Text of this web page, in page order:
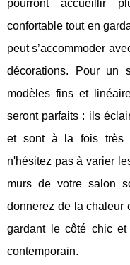
pourront accueillir
confortable tout en
peut s’accommoder
décorations. Pour un
modèles fins et
seront parfaits : ils
et sont à la fois très
n'hésitez pas à varier
murs de votre salon
donnerez de la chaleur
gardant le côté chic
contemporain.